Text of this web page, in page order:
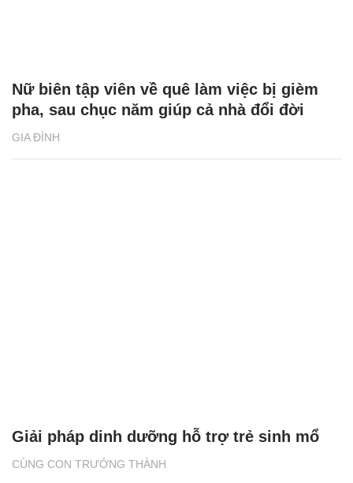
GIA ĐÌNH
Nữ biên tập viên về quê làm việc bị gièm
pha, sau chục năm giúp cả nhà đổi đời
CÙNG CON TRƯỞNG THÀNH
Giải pháp dinh dưỡng hỗ trợ trẻ sinh mổ